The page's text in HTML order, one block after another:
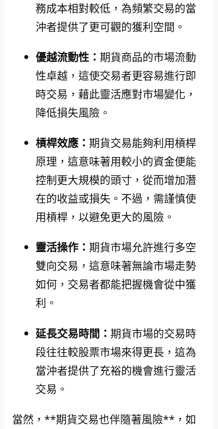
務成本相對較低，為頻繁交易的當
沖者提供了更可觀的獲利空間。
優越流動性： 期貨商品的市場流動
性卓越，這使交易者更容易進行即
時交易，藉此靈活應對市場變化，
降低損失風險。
槓桿效應： 期貨交易能夠利用槓桿
原理，這意味著用較小的資金便能
控制更大規模的頭寸，從而增加潛
在的收益或損失。不過，需謹慎使
用槓桿，以避免更大的風險。
靈活操作： 期貨市場允許進行多空
雙向交易，這意味著無論市場走勢
如何，交易者都能把握機會從中獲
利。
延長交易時間： 期貨市場的交易時
段往往較股票市場來得更長，這為
當沖者提供了充裕的機會進行靈活
交易。
當然，**期貨交易也伴隨著風險**，如